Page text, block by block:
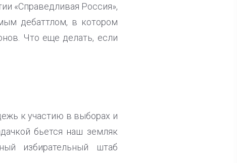
«Справедливая Россия»,
дебаттлом, в котором
Что еще делать, если
к участию в выборах и
бьется наш земляк
избирательный штаб